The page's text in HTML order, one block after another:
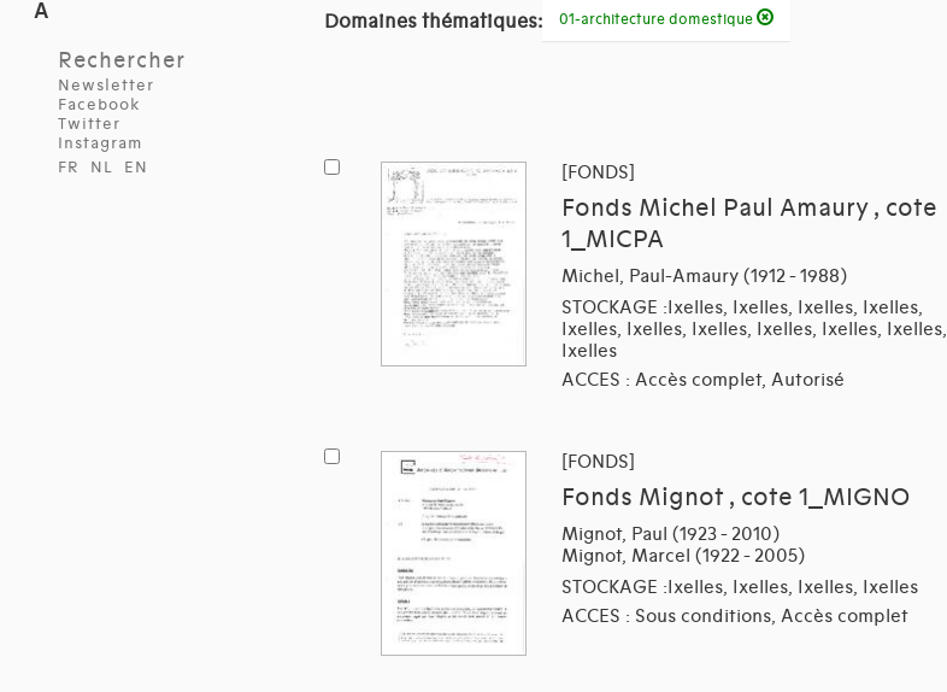
Rechercher
Newsletter
Facebook
Twitter
Instagram
FR
NL EN
Domaines thématiques: 01-architecture domestique
[FONDS]
Fonds Michel Paul Amaury , cote
1_MICPA
Michel, Paul-Amaury (1912 - 1988)
STOCKAGE :Ixelles, Ixelles, Ixelles, Ixelles,
Ixelles, Ixelles, Ixelles, Ixelles, Ixelles, Ixelles,
Ixelles
ACCES : Accès complet, Autorisé
[FONDS]
Fonds Mignot , cote 1_MIGNO
Mignot, Paul (1923 - 2010)
Mignot, Marcel (1922 - 2005)
STOCKAGE :Ixelles, Ixelles, Ixelles, Ixelles
ACCES : Sous conditions, Accès complet